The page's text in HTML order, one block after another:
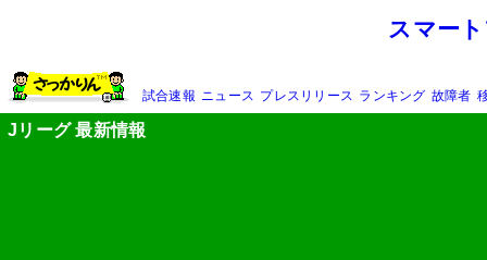
スマー
試合速報 ニュース プレスリリース ランキング 故障者
Jリーグ 最新情報